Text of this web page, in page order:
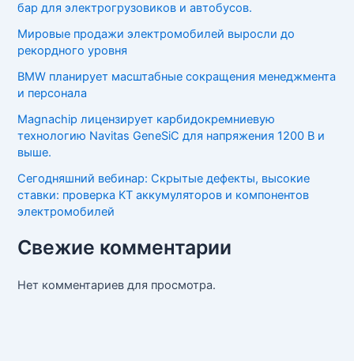
бар для электрогрузовиков и автобусов.
Мировые продажи электромобилей выросли до
рекордного уровня
BMW планирует масштабные сокращения менеджмента
и персонала
Magnachip лицензирует карбидокремниевую
технологию Navitas GeneSiC для напряжения 1200 В и
выше.
Сегодняшний вебинар: Скрытые дефекты, высокие
ставки: проверка КТ аккумуляторов и компонентов
электромобилей
Свежие комментарии
Нет комментариев для просмотра.